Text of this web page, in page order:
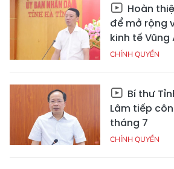
Hoàn
để mở rộng
kinh tế Vũng
CHÍNH QUYỀN
Bí thư
Lâm tiếp
tháng 7
CHÍNH QUYỀN